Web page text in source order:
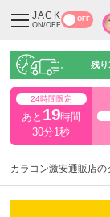
JACK
ON/OFF
OFF
残り
24時間限定
あと 19時間
30分1秒
カラコン激安通販店